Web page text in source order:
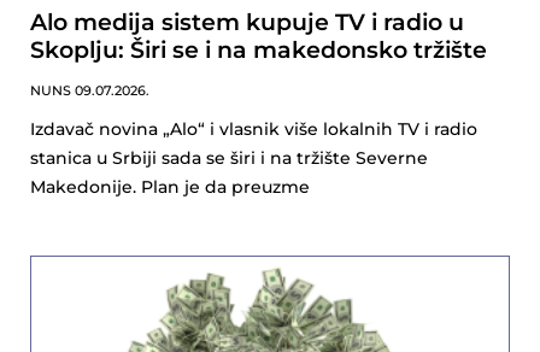
Alo medija sistem kupuje TV i radio u
Skoplju: Širi se i na makedonsko tržište
NUNS 09.07.2026.
Izdavač novina „Alo“ i vlasnik više lokalnih TV i radio
stanica u Srbiji sada se širi i na tržište Severne
Makedonije. Plan je da preuzme